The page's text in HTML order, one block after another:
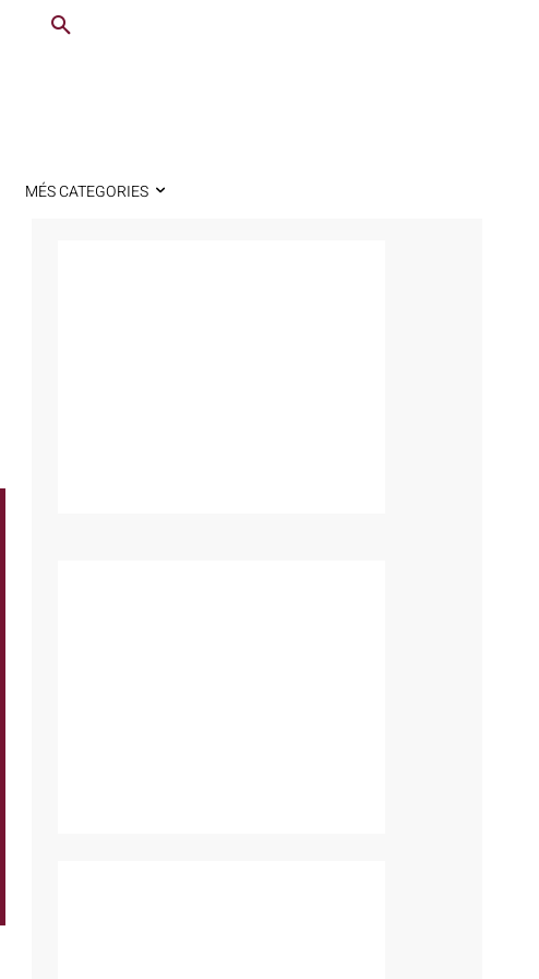
MÉS CATEGORIES